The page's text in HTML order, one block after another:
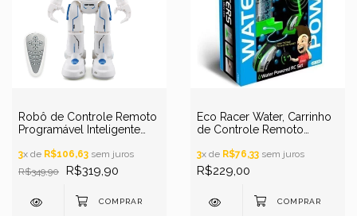
Robô de Controle Remoto
Programável Inteligente
Controle de Gestos
3x de R$106,63 sem juros
R$349,90
R$319,90
Eco Racer Water, Carrinho
de Controle Remoto
Energia da Água
3x de R$76,33 sem juros
R$229,00